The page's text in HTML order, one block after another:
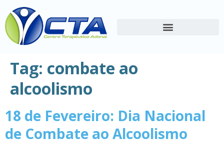
Tag: combate ao
alcoolismo
18 de Fevereiro: Dia Nacional
de Combate ao Alcoolismo